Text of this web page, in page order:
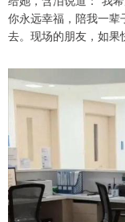
你永远幸福，陪我一辈
去。现场的朋友，如果